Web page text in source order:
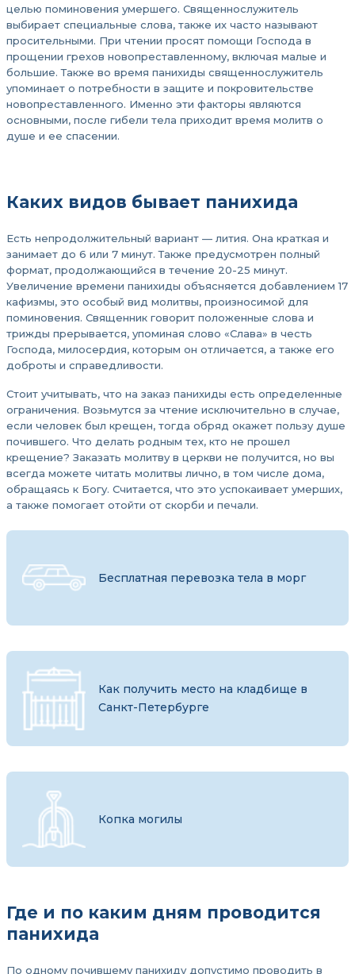
целью поминовения умершего. Священнослужитель
выбирает специальные слова, также их часто называют
просительными. При чтении просят помощи Господа в
прощении грехов новопреставленному, включая малые и
большие. Также во время панихиды священнослужитель
упоминает о потребности в защите и покровительстве
новопреставленного. Именно эти факторы являются
основными, после гибели тела приходит время молитв о
душе и ее спасении.
Каких видов бывает панихида
Есть непродолжительный вариант — лития. Она краткая и
занимает до 6 или 7 минут. Также предусмотрен полный
формат, продолжающийся в течение 20-25 минут.
Увеличение времени панихиды объясняется добавлением 17
кафизмы, это особый вид молитвы, произносимой для
поминовения. Священник говорит положенные слова и
трижды прерывается, упоминая слово «Слава» в честь
Господа, милосердия, которым он отличается, а также его
доброты и справедливости.
Стоит учитывать, что на заказ панихиды есть определенные
ограничения. Возьмутся за чтение исключительно в случае,
если человек был крещен, тогда обряд окажет пользу душе
почившего. Что делать родным тех, кто не прошел
крещение? Заказать молитву в церкви не получится, но вы
всегда можете читать молитвы лично, в том числе дома,
обращаясь к Богу. Считается, что это успокаивает умерших,
а также помогает отойти от скорби и печали.
Бесплатная перевозка тела в морг
Как получить место на кладбище в
Санкт-Петербурге
Копка могилы
Где и по каким дням проводится
панихида
По одному почившему панихиду допустимо проводить в